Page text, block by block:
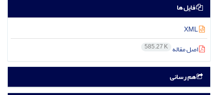
فایل ها
اصل مقاله 585.27 K
هم رسانی